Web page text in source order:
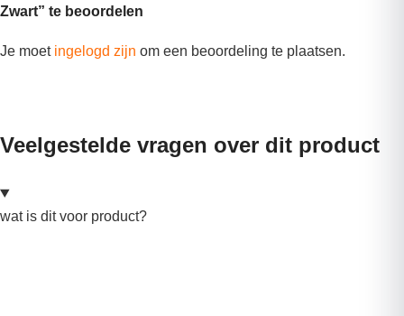
Zwart” te beoordelen
Je moet ingelogd zijn om een beoordeling te plaatsen.
Veelgestelde vragen over dit product
wat is dit voor product?